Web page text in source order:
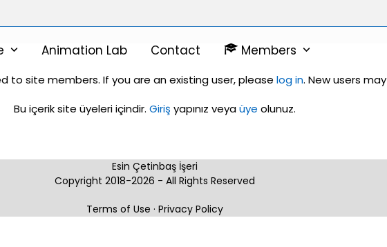
Animation Lab Contact Members
to site members. If you are an existing user, please log in. New users may
Bu içerik site üyeleri içindir. Giriş yapınız veyaüye olunuz.
Esin Çetinbaş İşeri
Copyright 2018-2026 - All Rights Reserved
Terms of Use · Privacy Policy